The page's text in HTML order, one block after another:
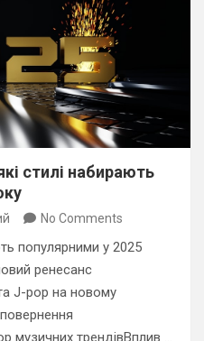
стилі набирають
No Comments
популярними у 2025
ренесанс
J-pop на новому
музичних трендівВплив …